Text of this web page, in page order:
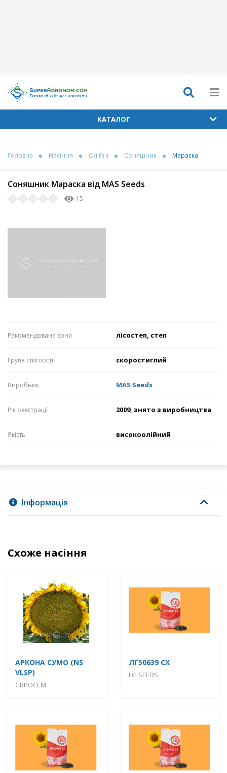
КАТАЛОГ
Головна Насіння Олійні Соняшник Мараска
Соняшник Мараска від MAS Seeds
15
Рекомендована зона лісостеп, степ
Група стиглості скоростиглий
Виробник MAS Seeds
Рік реєстрації 2009, знято з виробництва
Якість високоолійний
Інформація
Схоже насіння
АРКОНА СУМО (NS
VLSP)
ЄВРОСЕМ
ЛГ50639 СХ
LG SEEDS